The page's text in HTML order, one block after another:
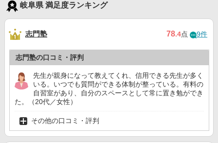
岐阜県 満足度ランキング
志門塾 78.4点 9件
志門塾の口コミ・評判
先生が親身になって教えてくれ、信用できる先生が多く
いる。いつでも質問ができる体制が整っている。有料の
自習室があり、自分のスペースとして常に置き勉ができ
た。（20代／女性）
その他の口コミ・評判